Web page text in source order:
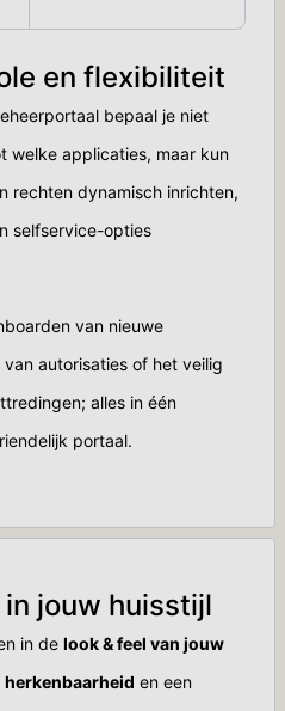
en flexibiliteit
bepaal je niet
welke applicaties, maar kun
rechten dynamisch inrichten,
selfservice-opties
van nieuwe
autorisaties of het veilig
alles in één
portaal.
jouw huisstijl
in de look & feel van jouw
herkenbaarheid en een